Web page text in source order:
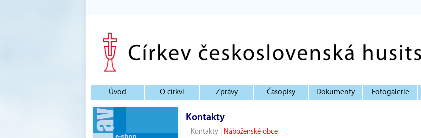
Úvod O církvi Zprávy Časopisy Dokumenty Fotogalerie
Kontakty
Kontakty Náboženské obce